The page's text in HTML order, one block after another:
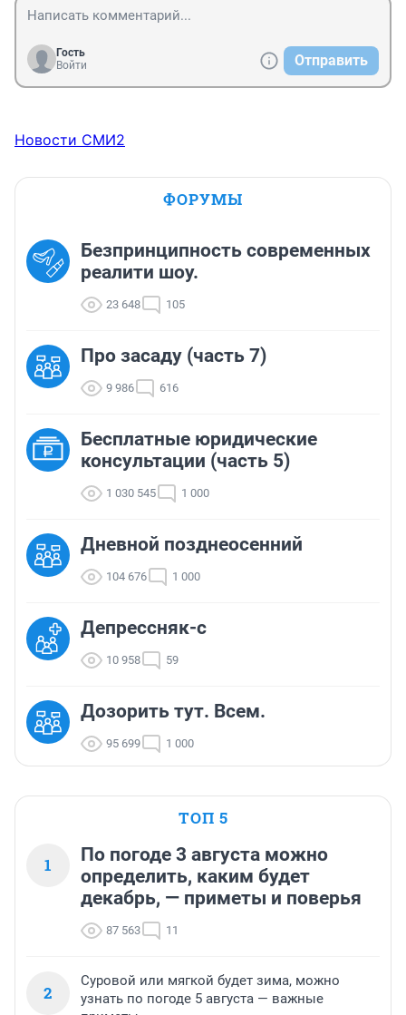
Гость
Войти
Отправить
Новости СМИ2
ФОРУМЫ
Безпринципность современных
реалити шоу.
23 648 105
Про засаду (часть 7)
9 986 616
Бесплатные юридические
консультации (часть 5)
1 030 545 1 000
Дневной позднеосенний
104 676 1 000
Депрессняк-с
10 958 59
Дозорить тут. Всем.
95 699 1 000
ТОП 5
1
По погоде 3 августа можно
определить, каким будет
декабрь, — приметы и поверья
87 563 11
2
Суровой или мягкой будет зима, можно
узнать по погоде 5 августа — важные